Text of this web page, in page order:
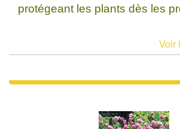
protégeant les plants dès les
Voir